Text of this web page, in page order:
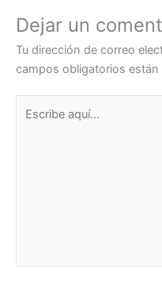
Dejar un
Tu dirección de correo
campos obligatorios